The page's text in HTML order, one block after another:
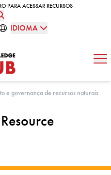
PARA ACESSAR RECURSOS
PARA ACESSAR RECURSOS
IDIOMA
e governança de recursos naturais